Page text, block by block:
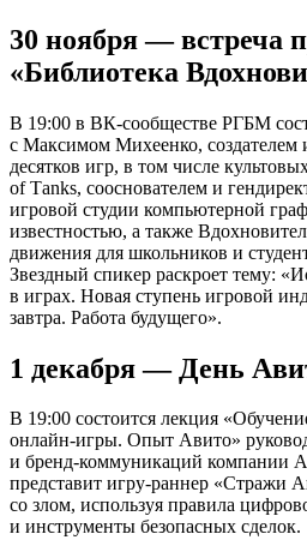
30 ноября — встреча
«Библиотека
В 19:00 в ВК-сообществе РГБМ
с Максимом Михеенко, создателем
десятков игр, в том числе
of Тanks, сооснователем и
игровой студии компьютерной
известностью, а также
движения для школьников и
Звездный спикер раскроет тему:
в играх. Новая ступень игровой
завтра. Работа будущего».
1 декабря — День
В 19:00 состоится лекция
онлайн-игры. Опыт Авито»
и бренд-коммуникаций компании
представит игру-раннер «Стражи
со злом, используя правила
и инструменты безопасных сделок.